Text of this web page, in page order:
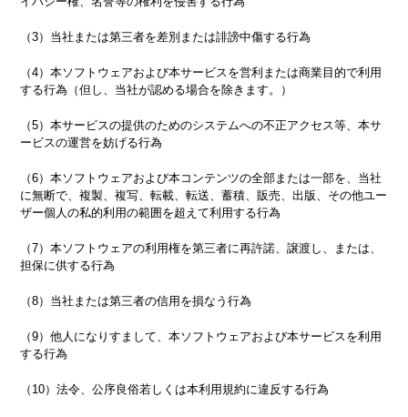
（3）当社または第三者を差別または誹謗中傷する行為
（4）本ソフトウェアおよび本サービスを営利または商業目的で利用
する行為（但し、当社が認める場合を除きます。）
（5）本サービスの提供のためのシステムへの不正アクセス等、本サ
ービスの運営を妨げる行為
（6）本ソフトウェアおよび本コンテンツの全部または一部を、当社
に無断で、複製、複写、転載、転送、蓄積、販売、出版、その他ユー
ザー個人の私的利用の範囲を超えて利用する行為
（7）本ソフトウェアの利用権を第三者に再許諾、譲渡し、または、
担保に供する行為
（8）当社または第三者の信用を損なう行為
（9）他人になりすまして、本ソフトウェアおよび本サービスを利用
する行為
（10）法令、公序良俗若しくは本利用規約に違反する行為